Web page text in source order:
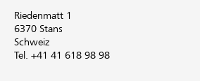
Riedenmatt 1
6370 Stans
Schweiz
Tel. +41 41 618 98 98